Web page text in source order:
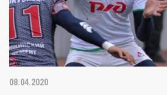
08.04.2020